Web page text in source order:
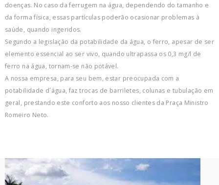
doenças. No caso da ferrugem na água, dependendo do tamanho e
da forma física, essas partículas poderão ocasionar problemas à
saúde, quando ingeridos.
Segundo a legislação da potabilidade da água, o ferro, apesar de ser
elemento essencial ao ser vivo, quando ultrapassa os 0,3 mg/l de
ferro na água, tornam-se não potável.
A nossa empresa, para seu bem, estar preocupada com a
potabilidade d´água, faz trocas de barriletes, colunas e tubulação em
geral, prestando este conforto aos nosso clientes da Praça Ministro
Romeiro Neto.